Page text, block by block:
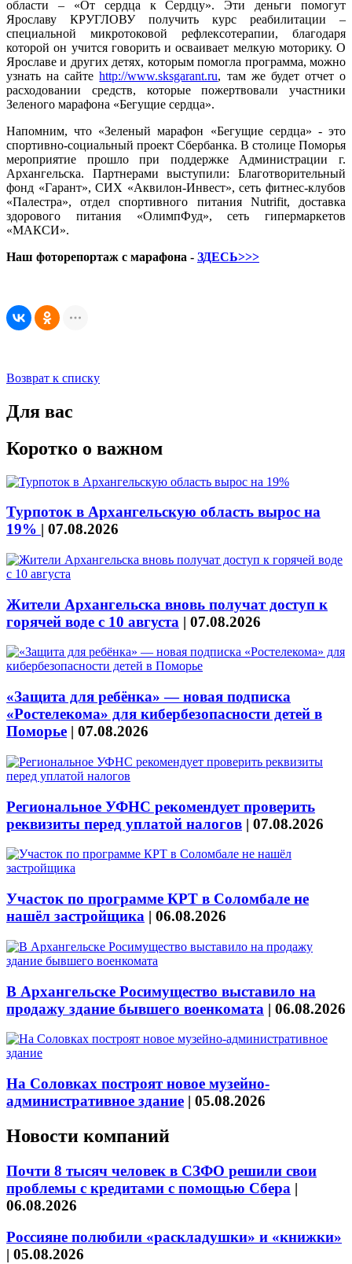
области – «От сердца к Сердцу». Эти деньги помогут
Ярославу КРУГЛОВУ получить курс реабилитации –
специальной микротоковой рефлексотерапии, благодаря
которой он учится говорить и осваивает мелкую моторику. О
Ярославе и других детях, которым помогла программа, можно
узнать на сайтеhttp://www.sksgarant.ru, там же будет отчет о
расходовании средств, которые пожертвовали участники
Зеленого марафона «Бегущие сердца».
Напомним, что «Зеленый марафон «Бегущие сердца» - это
спортивно-социальный проект Сбербанка. В столице Поморья
мероприятие прошло при поддержке Администрации г.
Архангельска. Партнерами выступили: Благотворительный
фонд «Гарант», СИХ «Аквилон-Инвест», сеть фитнес-клубов
«Палестра», отдел спортивного питания Nutrifit, доставка
здорового питания «ОлимпФуд», сеть гипермаркетов
«МАКСИ».
Наш фоторепортаж с марафона - ЗДЕСЬ>>>
Возврат к списку
Для вас
Коротко о важном
Турпоток в Архангельскую область вырос на
19% | 07.08.2026
Жители Архангельска вновь получат доступ к
горячей воде с 10 августа | 07.08.2026
«Защита для ребёнка» — новая подписка
«Ростелекома» для кибербезопасности детей в
Поморье | 07.08.2026
Региональное УФНС рекомендует проверить
реквизиты перед уплатой налогов | 07.08.2026
Участок по программе КРТ в Соломбале не
нашёл застройщика | 06.08.2026
В Архангельске Росимущество выставило на
продажу здание бывшего военкомата | 06.08.2026
На Соловках построят новое музейно-
административное здание | 05.08.2026
Новости компаний
Почти 8 тысяч человек в СЗФО решили свои
проблемы с кредитами с помощью Сбера |
06.08.2026
Россияне полюбили «раскладушки» и «книжки»
| 05.08.2026